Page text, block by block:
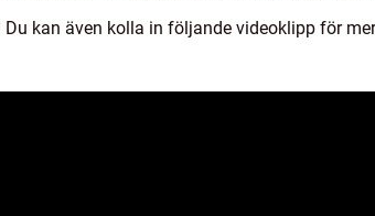
kan även kolla in följande videoklipp för